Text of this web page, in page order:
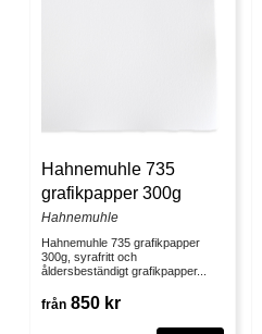
Hahnemuhle 735
grafikpapper 300g
Hahnemuhle
Hahnemuhle 735 grafikpapper
300g, syrafritt och
åldersbeständigt grafikpapper...
från 850 kr